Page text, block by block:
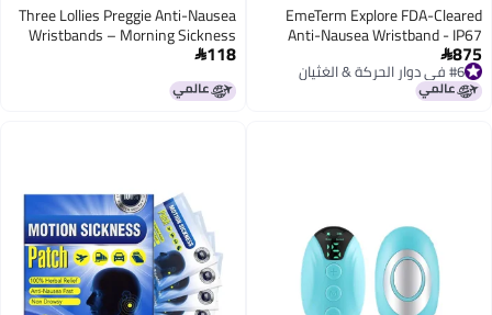
EmeTerm Explore FDA-Cleared
Anti-Nausea Wristband - IP67
Waterproof Motion Sickness Relief
Band
875
#6 في دوار الحركة & الغثيان
#6 في دوار الحركة & الغثيان
Three Lollies Preggie Anti-Nausea
Wristbands – Morning Sickness
Relief – Clinically Tested Nausea
Relief Aid - Pregnancy Nausea
Relief – Acupressure Wristband -
118